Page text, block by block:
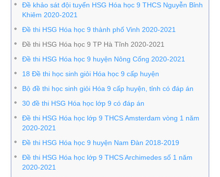
Đề khảo sát đội tuyển HSG Hóa học 9 THCS Nguyễn Bỉnh
Khiêm 2020-2021
Đề thi HSG Hóa học 9 thành phố Vinh 2020-2021
Đề thi HSG Hóa học 9 TP Hà Tĩnh 2020-2021
Đề thi HSG Hóa học 9 huyện Nông Cống 2020-2021
18 Đề thi học sinh giỏi Hóa học 9 cấp huyện
Bộ đề thi học sinh giỏi Hóa 9 cấp huyện, tỉnh có đáp án
30 đề thi HSG Hóa học lớp 9 có đáp án
Đề thi HSG Hóa học lớp 9 THCS Amsterdam vòng 1 năm
2020-2021
Đề thi HSG Hóa học 9 huyện Nam Đàn 2018-2019
Đề thi HSG Hóa học lớp 9 THCS Archimedes số 1 năm
2020-2021